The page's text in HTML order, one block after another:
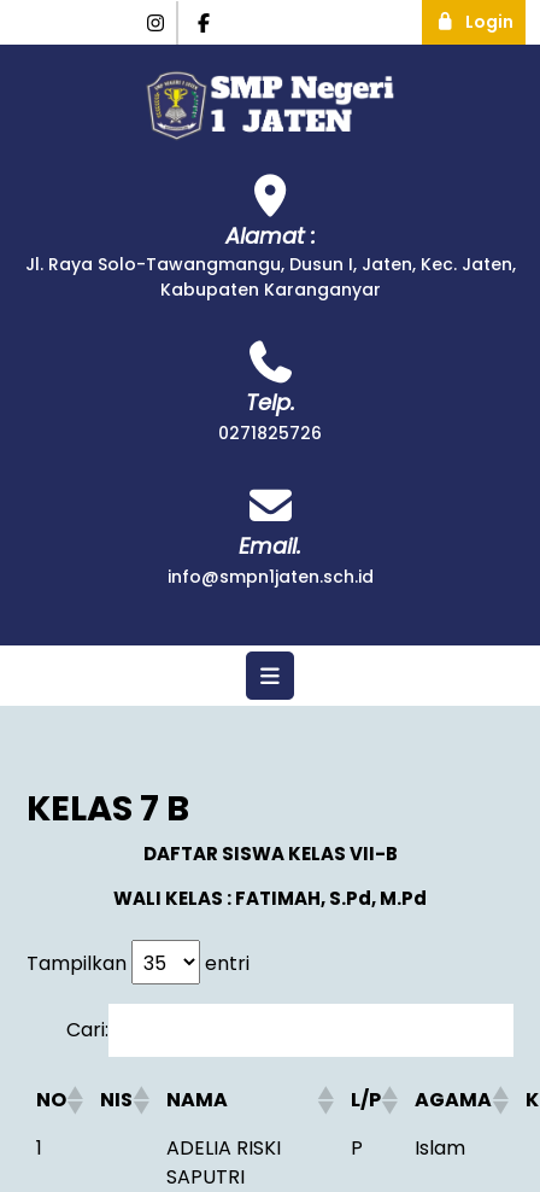
Login
Alamat :
Jl. Raya Solo-Tawangmangu, Dusun I, Jaten, Kec. Jaten,
Kabupaten Karanganyar
Telp.
0271825726
Email.
info@smpn1jaten.sch.id
KELAS 7 B
DAFTAR SISWA KELAS VII-B
WALI KELAS : FATIMAH, S.Pd, M.Pd
Tampilkan entri
Cari:
NO NIS NAMA L/P AGAMA
1
ADELIA RISKI
SAPUTRI
P Islam